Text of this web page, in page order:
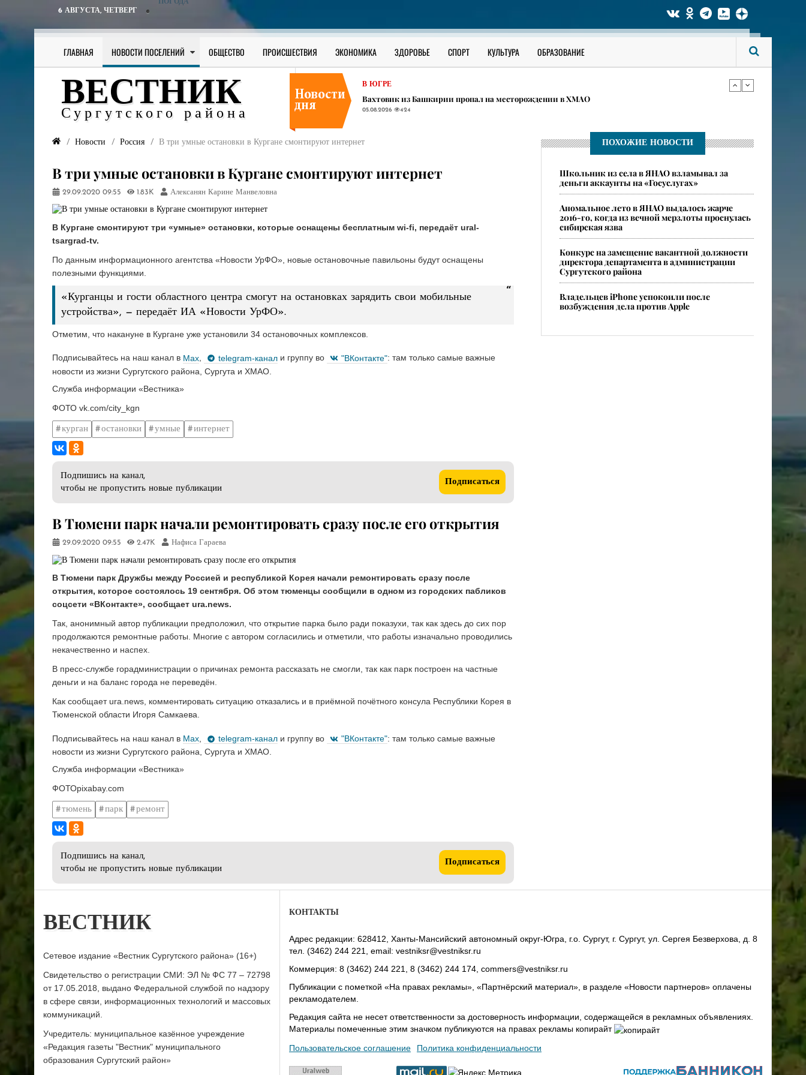
6 АВГУСТА, ЧЕТВЕРГ
ПОГОДА
ГЛАВНАЯ НОВОСТИ ПОСЕЛЕНИЙ ОБЩЕСТВО ПРОИСШЕСТВИЯ ЭКОНОМИКА ЗДОРОВЬЕ СПОРТ КУЛЬТУРА ОБРАЗОВАНИЕ
ВЕСТНИК
Сургутского района
05.08.2026 397
В ЮГРЕ
Вахтовик из Башкирии пропал на месторождении в ХМАО
05.08.2026 424
​700 тысяч на руки: югорчанам предлагают вахтовую работу на складе в Москве
Новости Россия В три умные остановки в Кургане смонтируют интернет
В три умные остановки в Кургане смонтируют интернет
29.09.2020 09:55 1.83K Алексанян Карине Манвеловна
В Кургане смонтируют три «умные» остановки, которые оснащены бесплатным wi-fi, передаёт ural-
tsargrad-tv.
По данным информационного агентства «Новости УрФО», новые остановочные павильоны будут оснащены
полезными функциями.
«Курганцы и гости областного центра смогут на остановках зарядить свои мобильные
устройства», — передаёт ИА «Новости УрФО».
Отметим, что накануне в Кургане уже установили 34 остановочных комплексов.
Подписывайтесь на наш канал в Max, telegram-канал и группу во "ВКонтакте": там только самые важные
новости из жизни Сургутского района, Сургута и ХМАО.
Служба информации «Вестника»
ФОТО vk.com/city_kgn
курган остановки умные интернет
Подпишись на канал,
чтобы не пропустить новые публикации
Подписаться
В Тюмени парк начали ремонтировать сразу после его открытия
29.09.2020 09:55 2.47K Нафиса Гараева
В Тюмени парк Дружбы между Россией и республикой Корея начали ремонтировать сразу после
открытия, которое состоялось 19 сентября. Об этом тюменцы сообщили в одном из городских пабликов
соцсети «ВКонтакте», сообщает ura.news.
Так, анонимный автор публикации предположил, что открытие парка было ради показухи, так как здесь до сих пор
продолжаются ремонтные работы. Многие с автором согласились и отметили, что работы изначально проводились
некачественно и наспех.
В пресс-службе горадминистрации о причинах ремонта рассказать не смогли, так как парк построен на частные
деньги и на баланс города не переведён.
Как сообщает ura.news, комментировать ситуацию отказались и в приёмной почётного консула Республики Корея в
Тюменской области Игоря Самкаева.
Подписывайтесь на наш канал в Max telegram-канал и группу во "ВКонтакте": там только самые важные
новости из жизни Сургутского района, Сургута и ХМАО.
Служба информации «Вестника»
ФОТОpixabay.com
тюмень парк ремонт
Подпишись на канал,
чтобы не пропустить новые публикации
Подписаться
ПОХОЖИЕ НОВОСТИ
Школьник из села в ЯНАО взламывал за
деньги аккаунты на «Госуслугах»
​Аномальное лето в ЯНАО выдалось жарче
2016-го, когда из вечной мерзлоты проснулась
сибирская язва
Конкурс на замещение вакантной должности
директора департамента в администрации
Сургутского района
Владельцев iPhone успокоили после
возбуждения дела против Apple
ВЕСТНИК
Сетевое издание «Вестник Сургутского района» (16+)
Свидетельство о регистрации СМИ: ЭЛ № ФС 77 – 72798
от 17.05.2018, выдано Федеральной службой по надзору
в сфере связи, информационных технологий и массовых
коммуникаций.
Учредитель: муниципальное казённое учреждение
«Редакция газеты "Вестник" муниципального
образования Сургутский район»
КОНТАКТЫ
Адрес редакции: 628412, Ханты-Мансийский автономный округ-Югра, г.о. Сургут, г. Сургут, ул. Сергея Безверхова, д. 8
тел. (3462) 244 221, email: vestniksr@vestniksr.ru
Коммерция: 8 (3462) 244 221, 8 (3462) 244 174, commers@vestniksr.ru
Публикации с пометкой «На правах рекламы», «Партнёрский материал», в разделе «Новости партнеров» оплачены
рекламодателем.
Редакция сайта не несет ответственности за достоверность информации, содержащейся в рекламных объявлениях.
Материалы помеченные этим значком публикуются на правах рекламы копирайт
Пользовательское соглашение
Политика конфиденциальности